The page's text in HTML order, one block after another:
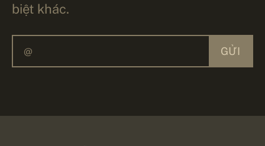
biệt khác.
GỬI